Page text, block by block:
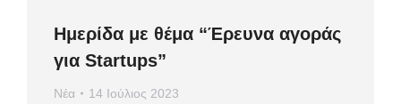
Ημερίδα με θέμα “Έρευνα αγοράς
για Startups”
Νέα 14 Ιούλιος 2023